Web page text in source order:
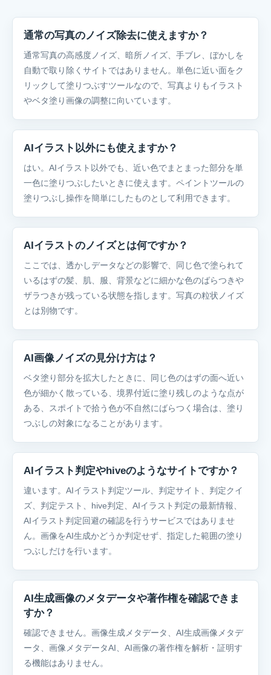
通常の写真のノイズ除去に使えますか？
通常写真の高感度ノイズ、暗所ノイズ、手ブレ、ぼかしを
自動で取り除くサイトではありません。単色に近い面をク
リックして塗りつぶすツールなので、写真よりもイラスト
やベタ塗り画像の調整に向いています。
AIイラスト以外にも使えますか？
はい。AIイラスト以外でも、近い色でまとまった部分を単
一色に塗りつぶしたいときに使えます。ペイントツールの
塗りつぶし操作を簡単にしたものとして利用できます。
AIイラストのノイズとは何ですか？
ここでは、透かしデータなどの影響で、同じ色で塗られて
いるはずの髪、肌、服、背景などに細かな色のばらつきや
ザラつきが残っている状態を指します。写真の粒状ノイズ
とは別物です。
AI画像ノイズの見分け方は？
ベタ塗り部分を拡大したときに、同じ色のはずの面へ近い
色が細かく散っている、境界付近に塗り残しのような点が
ある、スポイトで拾う色が不自然にばらつく場合は、塗り
つぶしの対象になることがあります。
AIイラスト判定やhiveのようなサイトですか？
違います。AIイラスト判定ツール、判定サイト、判定クイ
ズ、判定テスト、hive判定、AIイラスト判定の最新情報、
AIイラスト判定回避の確認を行うサービスではありませ
ん。画像をAI生成かどうか判定せず、指定した範囲の塗り
つぶしだけを行います。
AI生成画像のメタデータや著作権を確認できま
すか？
確認できません。画像生成メタデータ、AI生成画像メタデ
ータ、画像メタデータAI、AI画像の著作権を解析・証明す
る機能はありません。